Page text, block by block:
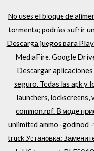
No uses el bloque de
tormenta; podrías sufrir
Descarga juegos para
MediaFire, Google
Descargar
seguro. Todas las apk y
launchers,
common.rpf. В моде
unlimited ammo -godmod
truck Установка: